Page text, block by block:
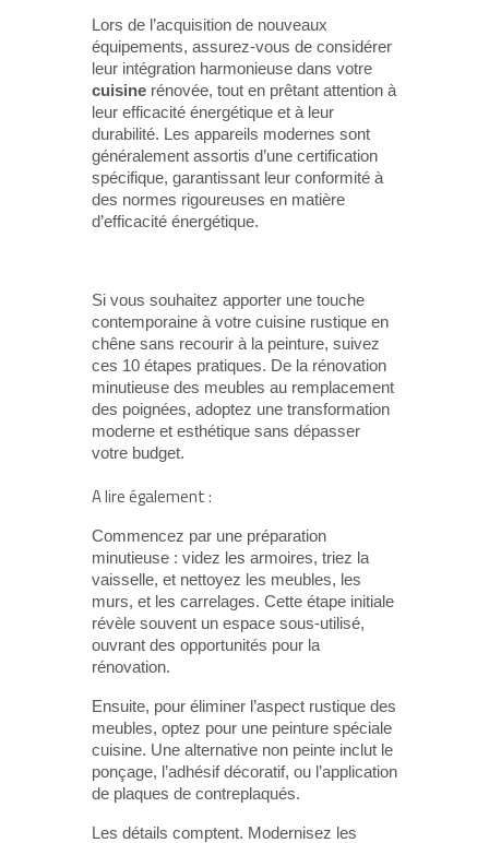
Lors de l’acquisition de nouveaux
équipements, assurez-vous de considérer
leur intégration harmonieuse dans votre
cuisine rénovée, tout en prêtant attention à
leur efficacité énergétique et à leur
durabilité. Les appareils modernes sont
généralement assortis d’une certification
spécifique, garantissant leur conformité à
des normes rigoureuses en matière
d’efficacité énergétique.
Si vous souhaitez apporter une touche
contemporaine à votre cuisine rustique en
chêne sans recourir à la peinture, suivez
ces 10 étapes pratiques. De la rénovation
minutieuse des meubles au remplacement
des poignées, adoptez une transformation
moderne et esthétique sans dépasser
votre budget.
A lire également :
Commencez par une préparation
minutieuse : videz les armoires, triez la
vaisselle, et nettoyez les meubles, les
murs, et les carrelages. Cette étape initiale
révèle souvent un espace sous-utilisé,
ouvrant des opportunités pour la
rénovation.
Ensuite, pour éliminer l’aspect rustique des
meubles, optez pour une peinture spéciale
cuisine. Une alternative non peinte inclut le
ponçage, l’adhésif décoratif, ou l’application
de plaques de contreplaqués.
Les détails comptent. Modernisez les